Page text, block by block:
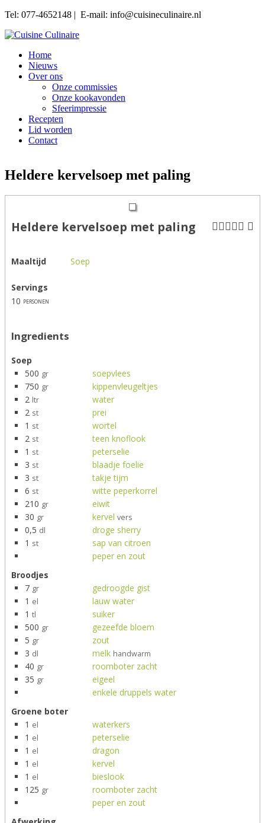
Tel: 077-4652148 | E-mail: info@cuisineculinaire.nl
Home
Nieuws
Over ons
Onze commissies
Onze kookavonden
Sfeerimpressie
Recepten
Lid worden
Contact
Heldere kervelsoep met paling
Heldere kervelsoep met paling
Maaltijd Soep
Servings
10 personen
Ingredients
Soep
500 gr
soepvlees
750 gr
kippenvleugeltjes
2 ltr
water
2 st
prei
1 st
wortel
2 st
teen knoflook
1 st
peterselie
3 st
blaadje foelie
3 st
takje tijm
6 st
witte peperkorrel
210 gr
eiwit
30 gr kervel vers
0,5 dl
droge sherry
1 st
sap van citroen
peper en zout
Broodjes
7 gr
gedroogde gist
1 el
lauw water
1 tl
suiker
500 gr
gezeefde bloem
5 gr
zout
3 dl melk handwarm
40 gr
roomboter zacht
35 gr
eigeel
enkele druppels water
Groene boter
1 el
waterkers
1 el
peterselie
1 el
dragon
1 el
kervel
1 el
bieslook
125 gr
roomboter zacht
peper en zout